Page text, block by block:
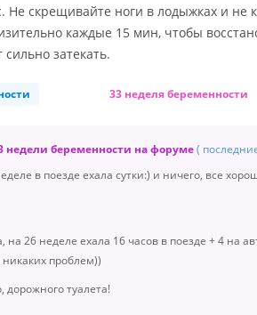
Не скрещивайте ноги в лодыжках и не
каждые 15 мин, чтобы
затекать.
33 неделя беременности
недели беременности на форуме(
в поезде ехала сутки:) и ничего, все
на 26 неделе ехала 16 часов в поезде + 4 на
проблем))
дорожного туалета!